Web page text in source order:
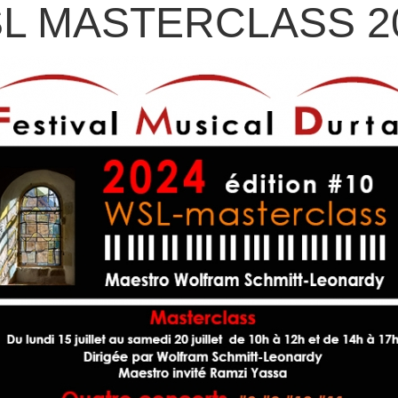
MASTERCLASS